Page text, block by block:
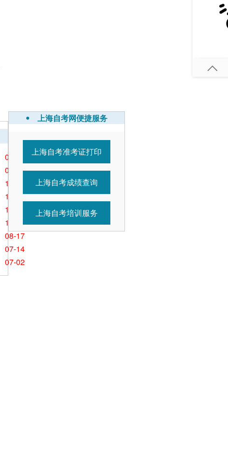
05-11
07-21
11-01
11-01
11-01
10-25
08-17
07-14
07-02
上海自考网便捷服务
上海自考准考证打印
上海自考成绩查询
上海自考培训服务